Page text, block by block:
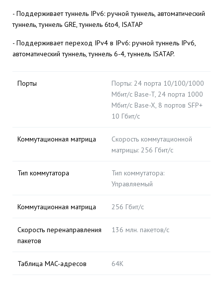
- Поддерживает туннель IPv6: ручной туннель, автоматический
туннель, туннель GRE, туннель 6to4, ISATAP
- Поддерживает переход IPv4 в IPv6: ручной туннель IPv6,
автоматический туннель, туннель 6-4, туннель ISATAP.
Порты
Порты: 24 порта 10/100/1000
Мбит/с Base-T, 24 порта 1000
Мбит/с Base-X, 8 портов SFP+
10 Гбит/с
Коммутационная матрица
Cкорость коммутационной
матрицы: 256 Гбит/с
Тип коммутатора
Тип коммутатора:
Управляемый
Коммутационная матрица 256 Гбит/с
Скорость перенаправления
пакетов
136 млн. пакетов/с
Таблица MAC-адресов 64К